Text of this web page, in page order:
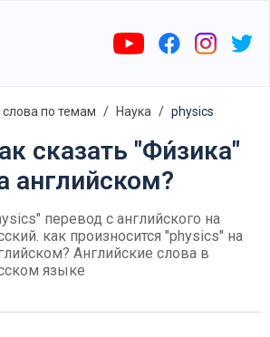
по темам Наука physics
сказать "Фи́зика"
английском?
перевод с английского на
как произносится "physics" на
Английские слова в
языке